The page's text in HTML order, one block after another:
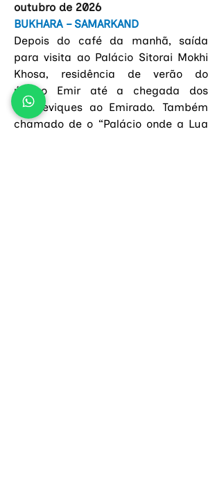
outubro de 2026
BUKHARA – SAMARKAND
Depois do café da manhã, saída
para visita ao Palácio Sitorai Mokhi
Khosa, residência de verão do
último Emir até a chegada dos
bolcheviques ao Emirado. Também
chamado de o “Palácio onde a Lua